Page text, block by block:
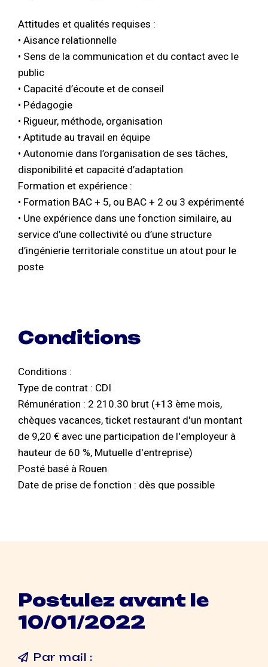
Attitudes et qualités requises :
• Aisance relationnelle
• Sens de la communication et du contact avec le
public
• Capacité d’écoute et de conseil
• Pédagogie
• Rigueur, méthode, organisation
• Aptitude au travail en équipe
• Autonomie dans l’organisation de ses tâches,
disponibilité et capacité d’adaptation
Formation et expérience :
• Formation BAC + 5, ou BAC + 2 ou 3 expérimenté
• Une expérience dans une fonction similaire, au
service d’une collectivité ou d’une structure
d’ingénierie territoriale constitue un atout pour le
poste
Conditions
Conditions :
Type de contrat : CDI
Rémunération : 2 210.30 brut (+13 ème mois,
chèques vacances, ticket restaurant d'un montant
de 9,20 € avec une participation de l'employeur à
hauteur de 60 %, Mutuelle d'entreprise)
Posté basé à Rouen
Date de prise de fonction : dès que possible
Postulez avant le
10/01/2022
Par mail :